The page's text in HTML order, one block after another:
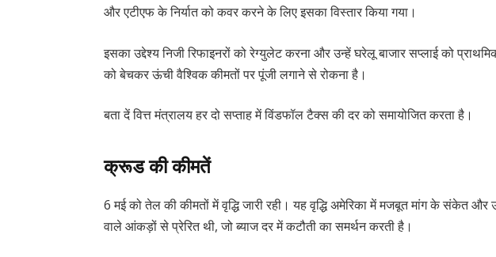
और एटीएफ के निर्यात को कवर करने के लिए इसका विस्तार किया गया।
इसका उद्देश्य निजी रिफाइनरों को रेग्युलेट करना और उन्हें घरेलू बाजार सप्लाई को
को बेचकर ऊंची वैश्विक कीमतों पर पूंजी लगाने से रोकना है।
बता दें वित्त मंत्रालय हर दो सप्ताह में विंडफॉल टैक्स की दर को समायोजित करता है।
क्रूड की कीमतें
6 मई को तेल की कीमतों में वृद्धि जारी रही। यह वृद्धि अमेरिका में मजबूत मांग के संकेत और
वाले आंकड़ों से प्रेरित थी, जो ब्याज दर में कटौती का समर्थन करती है।